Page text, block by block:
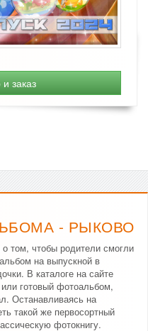
заказ
- РЫКОВО
том, чтобы родители смогли
на выпускной в
В каталоге на сайте
готовый фотоальбом,
Останавливаясь на
такой же первосортный
фотокнигу.